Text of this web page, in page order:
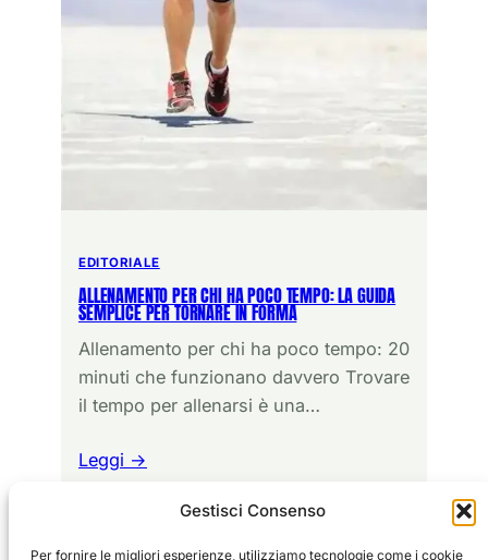
Gestisci Consenso
Per fornire le migliori esperienze, utilizziamo tecnologie come i cookie
EDITORIALE
ALLENAMENTO PER CHI HA POCO TEMPO: LA GUIDA
SEMPLICE PER TORNARE IN FORMA
Allenamento per chi ha poco tempo: 20
minuti che funzionano davvero Trovare
il tempo per allenarsi è una…
Leggi →